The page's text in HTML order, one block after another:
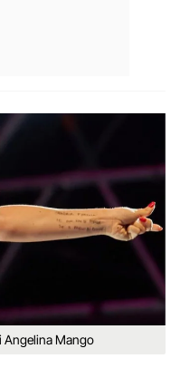
Angelina Mango